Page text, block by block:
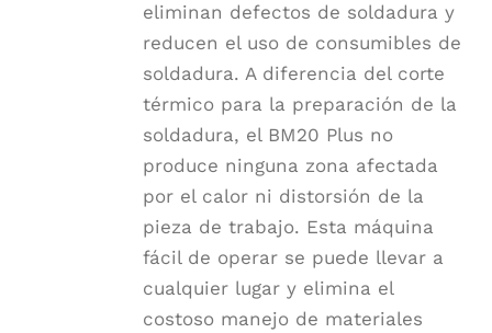
eliminan defectos de soldadura y
reducen el uso de consumibles de
soldadura. A diferencia del corte
térmico para la preparación de la
soldadura, el BM20 Plus no
produce ninguna zona afectada
por el calor ni distorsión de la
pieza de trabajo. Esta máquina
fácil de operar se puede llevar a
cualquier lugar y elimina el
costoso manejo de materiales